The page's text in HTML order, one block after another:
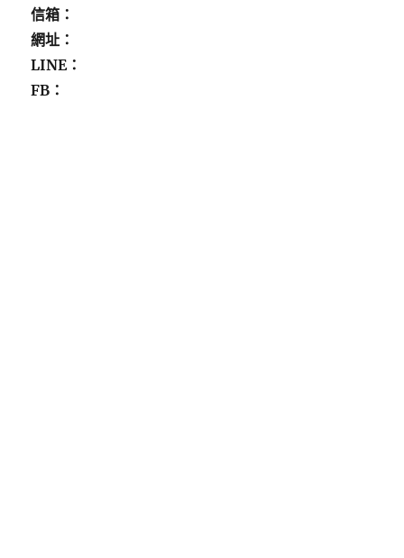
信箱：
網址：
LINE：
FB：